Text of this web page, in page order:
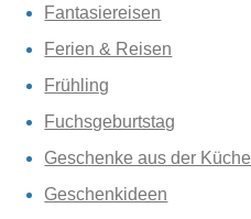
Fantasiereisen
Ferien & Reisen
Frühling
Fuchsgeburtstag
Geschenke aus der Küche
Geschenkideen